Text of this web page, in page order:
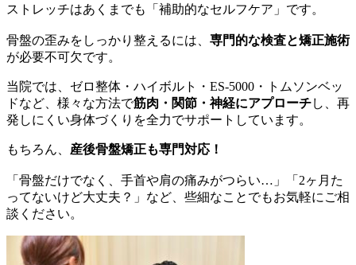
ストレッチはあくまでも「補助的なセルフケア」です。
骨盤の歪みをしっかり整えるには、 専門的な検査と矯正施術
が必要不可欠です。
当院では、ゼロ整体・ハイボルト・ES-5000・トムソンベッ
ドなど、様々な方法で筋肉・関節・神経にアプローチし、再
発しにくい身体づくりを全力でサポートしています。
もちろん、 産後骨盤矯正も専門対応！
「骨盤だけでなく、手首や肩の痛みがつらい…」「2ヶ月た
ってないけど大丈夫？」など、些細なことでもお気軽にご相
談ください。